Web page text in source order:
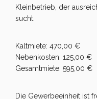
Kleinbetrieb, der
sucht.
Kaltmiete: 470,00 €
Nebenkosten: 125,00 €
Gesamtmiete: 595,00 €
Die Gewerbeeinheit ist